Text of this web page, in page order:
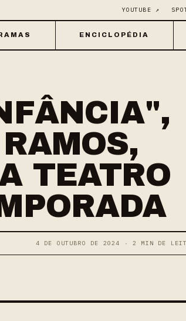
YOUTUBE ↗
ENCICLOPÉDIA
TEATRO
4 DE OUTUBRO DE 2024 · 2 MIN DE